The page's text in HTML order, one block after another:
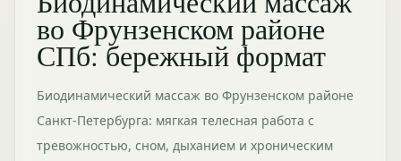
во Фрунзенском районе
СПб: бережный формат
Биодинамический массаж во Фрунзенском районе
Санкт-Петербурга: мягкая телесная работа с
тревожностью, сном, дыханием и хроническим